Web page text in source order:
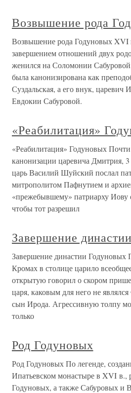
Возвышение рода
Возвышение рода Годуновых XVI
завершением отношений двух
женился на Соломонии
была канонизирована как
Суздальская, а его внук, царевич
Евдокии Сабуровой.
«Реабилитация»
«Реабилитация» Годуновых Почти
канонизации царевича Дмитрия, 3
царь Василий Шуйский послал
митрополитом Пафнутием и
«прежебывшему» патриарху
чтобы тот разрешил
Завершение
Завершение династии Годуновых
Кромах в столице царило
открытую говорил о скором
царя, каковым для него не
сын Ирода. Агрессивную толпу
только
Род Годуновых
Род Годуновых По легенде,
Ипатьевском монастыре в XVI в.,
Годуновых, а также Сабуровых и